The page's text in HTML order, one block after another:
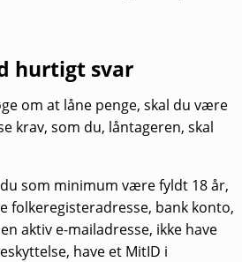
hurtigt svar
om at låne penge, skal du være
krav, som du, låntageren, skal
som minimum være fyldt 18 år,
folkeregisteradresse, bank konto,
aktiv e-mailadresse, ikke have
have et MitID i